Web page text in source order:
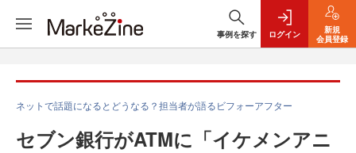
事例を探す ログイン
新規
会員登録
ネットで話題になるとどうなる？担当者が語るビフォーアフター
セブン銀行がATMに「イケメンアニ